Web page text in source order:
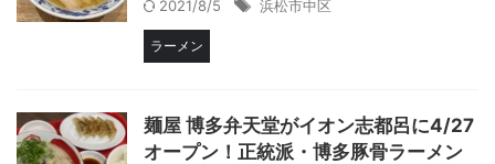
2021/8/5 浜松市中区
ラーメン
麺屋 博多弁天堂がイオン志都呂に4/27
オープン！正統派・博多豚骨ラーメン